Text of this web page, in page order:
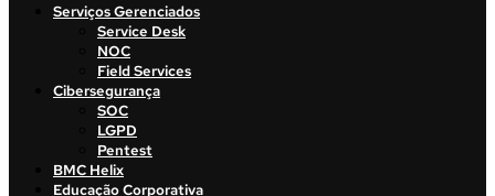
Serviços Gerenciados
Service Desk
NOC
Field Services
Cibersegurança
SOC
LGPD
Pentest
BMC Helix
Educação Corporativa